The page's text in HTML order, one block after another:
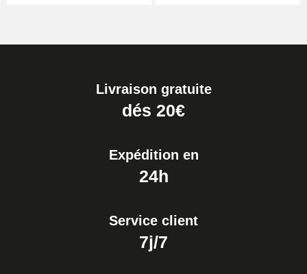
Livraison gratuite
dés 20€
Expédition en
24h
Service client
7j/7